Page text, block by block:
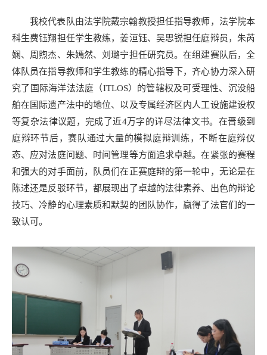
我校代表队由法学院戴宗翰教授担任指导教师，法学院本
科生费钰翔担任学生教练，姜洹钰、吴思锐担任庭辩员，朱芮
娴、周煦杰、朱嫣然、刘璐宁担任研究员。在组建赛队后，全
体队员在指导教师和学生教练的精心指导下，齐心协力深入研
究了国际海洋法法庭（ITLOS）的管辖权及可受理性、沉没船
舶在国际遗产法中的地位、以及专属经济区内人工设施建设权
等复杂法律议题，完成了近4万字的详尽法律文书。在晋级到
庭辩环节后，赛队通过大量的模拟庭辩训练，不断在庭辩仪
态、应对法庭问题、时间管理等方面追求卓越。在紧张的赛程
和强大的对手面前，队员们在正赛庭辩的第一轮中，无论是在
陈述还是反驳环节，都展现出了卓越的法律素养、出色的辩论
技巧、冷静的心理素质和默契的团队协作，赢得了法官们的一
致认可。